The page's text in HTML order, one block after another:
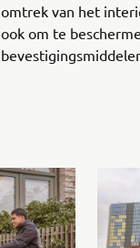
omtrek van het
ook om te